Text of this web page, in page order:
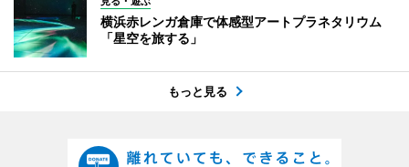
横浜赤レンガ倉庫で体感型アートプラネタリウム
「星空を旅する」
もっと見る